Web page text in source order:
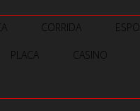
CORRIDA
PLACA CASINO